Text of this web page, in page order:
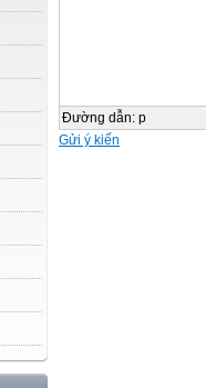
Đường dẫn: p
Gửi ý kiến